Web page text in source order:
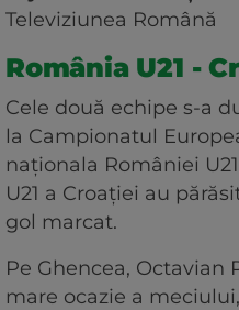
Televiziunea Română
România U21 -
Cele două echipe s-a
la Campionatul
naționala României
U21 a Croației au
gol marcat.
Pe Ghencea, Octavian
mare ocazie a